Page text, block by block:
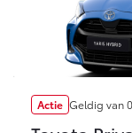
Actie Geldig van